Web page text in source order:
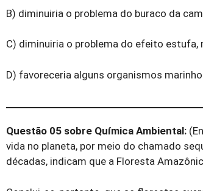
B) diminuiria o problema do buraco da
C) diminuiria o problema do efeito
D) favoreceria alguns organismos
Questão 05 sobre Química Ambiental:
vida no planeta, por meio do chamado
décadas, indicam que a Floresta